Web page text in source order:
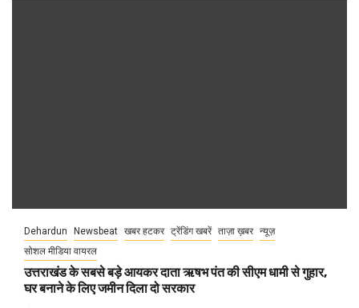
Dehardun Newsbeat खबर हटकर ट्रेंडिंग खबरें ताज़ा ख़बर न्यूज़
सोशल मीडिया वायरल
उत्तराखंड के सबसे बड़े आयकर दाता ऋषभ पंत की सीएम धामी से गुहार,
घर बनाने के लिए जमीन दिला दो सरकार